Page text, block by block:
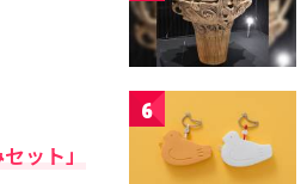
ット」
6